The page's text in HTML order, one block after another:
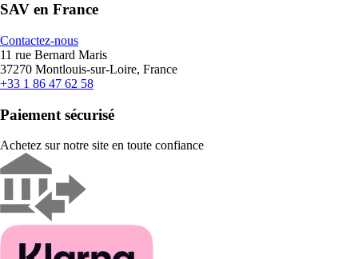
SAV en France
Contactez-nous
11 rue Bernard Maris
37270 Montlouis-sur-Loire, France
+33 1 86 47 62 58
Paiement sécurisé
Achetez sur notre site en toute confiance